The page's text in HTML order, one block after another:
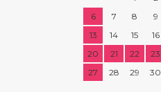
6
7 8 9
13
14 15 16
20
21 22 23
27
28 29 30